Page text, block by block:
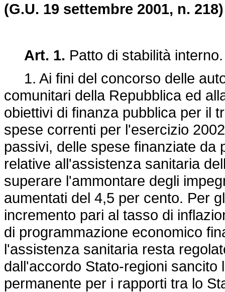
(G.U. 19 settembre 2001, n. 218)
Art. 1. Patto di stabilità interno.
1. Ai fini del concorso delle
comunitari della Repubblica ed
obiettivi di finanza pubblica per il
spese correnti per l'esercizio
passivi, delle spese finanziate da
relative all'assistenza sanitaria
superare l'ammontare degli
aumentati del 4,5 per cento. Per
incremento pari al tasso di
di programmazione economico
l'assistenza sanitaria resta
dall'accordo Stato-regioni
permanente per i rapporti tra lo